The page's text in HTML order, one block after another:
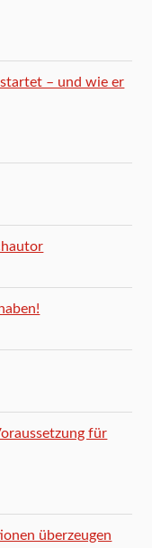
– und wie er
für
überzeugen